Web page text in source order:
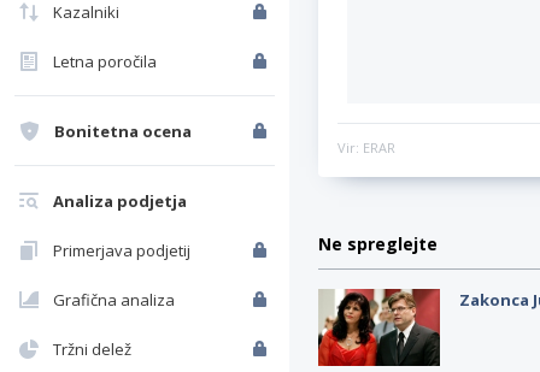
Kazalniki
Letna poročila
Bonitetna ocena
Analiza podjetja
Primerjava podjetij
Grafična analiza
Tržni delež
Vir: ERAR
Ne spreglejte
Zakonca